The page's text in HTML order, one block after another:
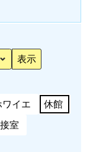
ワイエ 休館
室